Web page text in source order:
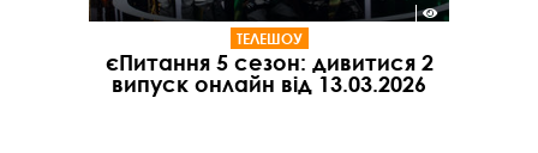
ТЕЛЕШОУ
єПитання 5 сезон: дивитися 2
випуск онлайн від 13.03.2026